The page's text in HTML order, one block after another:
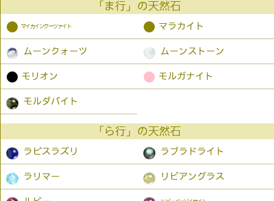
「ま行」の天然石
● マイカインクーツァイト ● マラカイト
ムーンクォーツ ムーンストーン
● モリオン ● モルガナイト
モルダバイト
「ら行」の天然石
ラピスラズリ ラブラドライト
ラリマー リビアングラス